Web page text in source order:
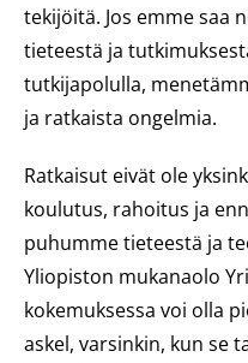
tekijöitä. Jos emme saa
tieteestä ja
tutkijapolulla,
ja ratkaista ongelmia.
Ratkaisut eivät ole
koulutus, rahoitus ja
puhumme tieteestä ja
Yliopiston mukanaolo
kokemuksessa voi olla
askel, varsinkin, kun se